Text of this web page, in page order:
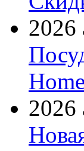
2026
Home
2026